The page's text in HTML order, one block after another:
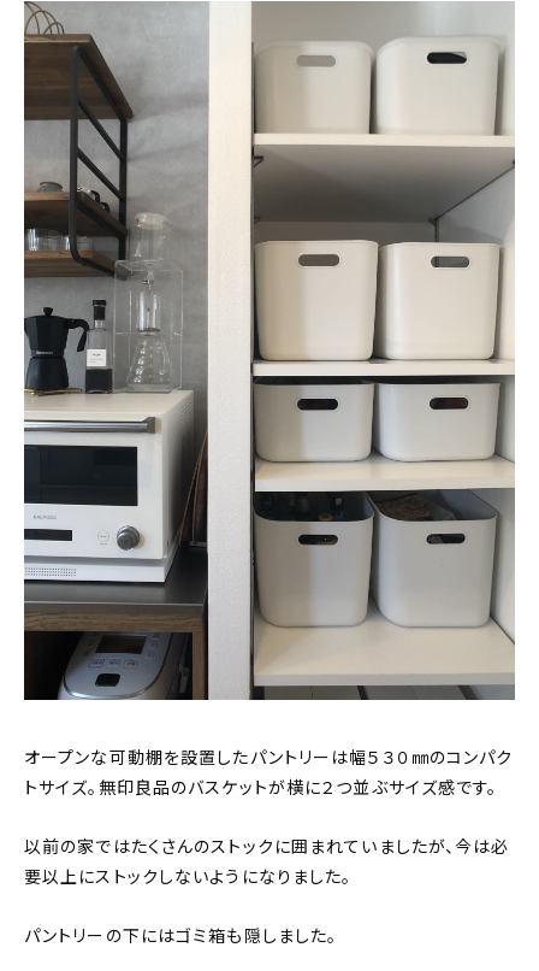
オープンな可動棚を設置したパントリーは幅５３０㎜のコンパク
トサイズ。無印良品のバスケットが横に２つ並ぶサイズ感です。
以前の家ではたくさんのストックに囲まれていましたが、今は必
要以上にストックしないようになりました。
パントリーの下にはゴミ箱も隠しました。